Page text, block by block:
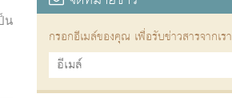
น
กรอกอีเมล์ของคุณ เพื่อรับข่าวสารจากเรา